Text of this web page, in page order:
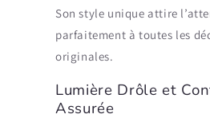
Son style unique attire
parfaitement à toutes les
originales.
Lumière Drôle et
Assurée